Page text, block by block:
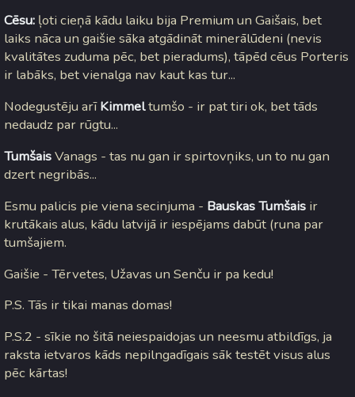
Cēsu: ļoti cieņā kādu laiku bija Premium un Gaišais, bet
laiks nāca un gaišie sāka atgādināt minerālūdeni (nevis
kvalitātes zuduma pēc, bet pieradums), tāpēd cēus Porteris
ir labāks, bet vienalga nav kaut kas tur...
Nodegustēju arīKimmeltumšo - ir pat tiri ok, bet tāds
nedaudz par rūgtu...
TumšaisVanags - tas nu gan ir spirtovņiks, un to nu gan
dzert negribās...
Esmu palicis pie viena secinjuma - Bauskas Tumšais ir
krutākais alus, kādu latvijā ir iespējams dabūt (runa par
tumšajiem.
Gaišie - Tērvetes, Užavas un Senču ir pa kedu!
P.S. Tās ir tikai manas domas!
P.S.2 - sīkie no šitā neiespaidojas un neesmu atbildīgs, ja
raksta ietvaros kāds nepilngadīgais sāk testēt visus alus
pēc kārtas!